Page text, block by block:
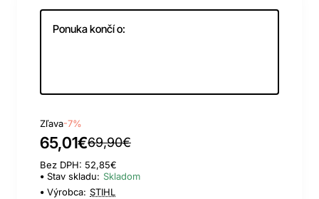
Ponuka končí o:
Zľava-7%
65,01€69,90€
Bez DPH: 52,85€
Stav skladu: Skladom
Výrobca: STIHL